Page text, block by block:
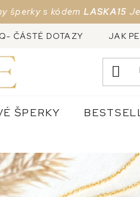
s kódemLASKA15Jen do
ČÁSTÉ DOTAZY JAK
ŠPERKY